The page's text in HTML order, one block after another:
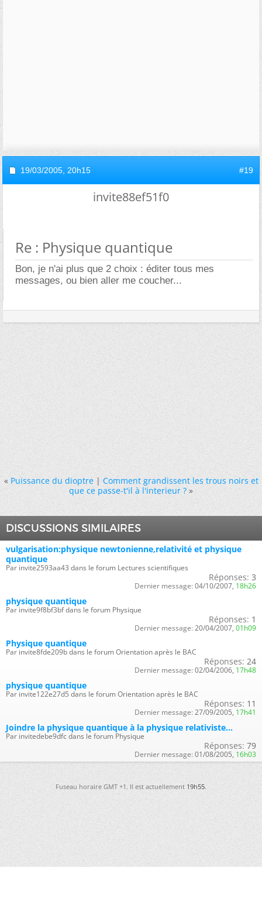
19/03/2005, 20h15 #19
invite88ef51f0
Re : Physique quantique
Bon, je n'ai plus que 2 choix : éditer tous mes
messages, ou bien aller me coucher...
« Puissance du dioptre|Comment grandissent les trous noirs et
que ce passe-t'il à l'interieur ? »
DISCUSSIONS SIMILAIRES
vulgarisation:physique newtonienne,relativité et physique
quantique
Par invite2593aa43 dans le forum Lectures scientifiques
Réponses: 3
Dernier message: 04/10/2007, 18h26
physique quantique
Par invite9f8bf3bf dans le forum Physique
Réponses: 1
Dernier message: 20/04/2007, 01h09
Physique quantique
Par invite8fde209b dans le forum Orientation après le BAC
Réponses: 24
Dernier message: 02/04/2006, 17h48
physique quantique
Par invite122e27d5 dans le forum Orientation après le BAC
Réponses: 11
Dernier message: 27/09/2005, 17h41
Joindre la physique quantique à la physique relativiste...
Par invitedebe9dfc dans le forum Physique
Réponses: 79
Dernier message: 01/08/2005, 16h03
Fuseau horaire GMT +1. Il est actuellement19h55.